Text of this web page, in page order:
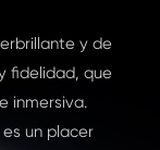
y de
fidelidad, que
inmersiva.
un placer